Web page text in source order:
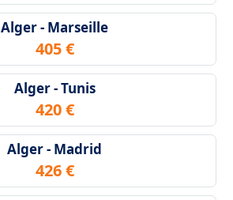
Alger - Marseille
405 €
Alger - Tunis
420 €
Alger - Madrid
426 €